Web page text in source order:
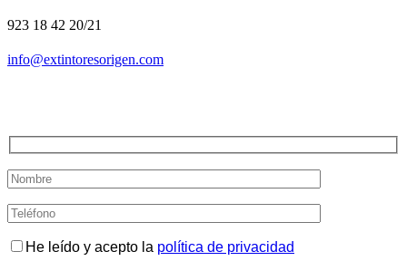
923 18 42 20/21
info@extintoresorigen.com
He leído y acepto la política de privacidad